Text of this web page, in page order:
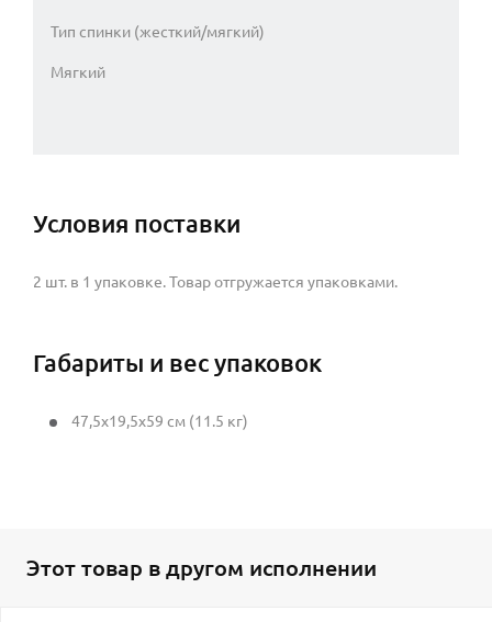
Тип спинки (жесткий/мягкий)
Мягкий
Условия поставки
2 шт. в 1 упаковке. Товар отгружается упаковками.
Габариты и вес упаковок
47,5x19,5x59 см (11.5 кг)
Этот товар в другом исполнении